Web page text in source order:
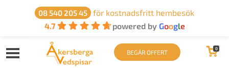
08 540 205 45
för kostnadsfritt hembesök
4.7
powered by Google
BEGÄR OFFERT 0